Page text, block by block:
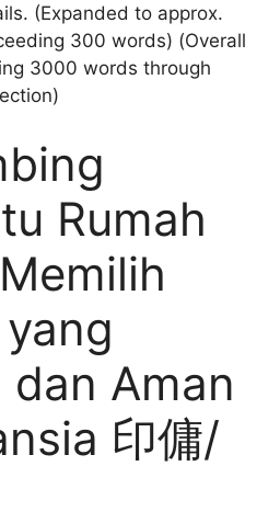
(Expanded to approx.
300 words) (Overall
3000 words through
Rumah
dan Aman
印傭/